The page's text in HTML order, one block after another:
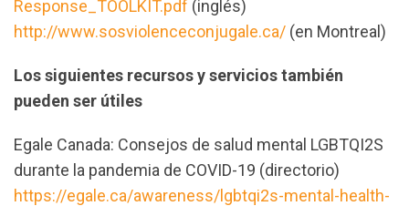
Response_TOOLKIT.pdf (inglés)
http://www.sosviolenceconjugale.ca/ (en Montreal)
Los siguientes recursos y servicios también
pueden ser útiles
Egale Canada: Consejos de salud mental LGBTQI2S
durante la pandemia de COVID-19 (directorio)
https://egale.ca/awareness/lgbtqi2s-mental-health-